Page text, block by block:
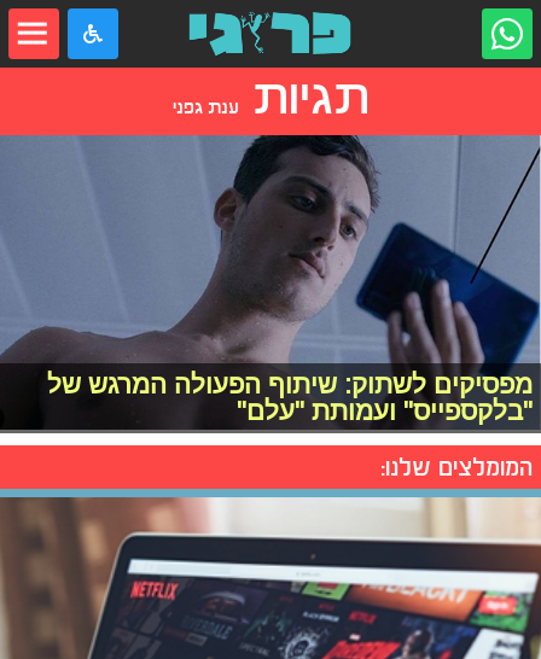
תגיות ענת גפני
מפסיקים לשתוק: שיתוף הפעולה המרגש של
"בלקספייס" ועמותת "עלם"
המומלצים שלנו: